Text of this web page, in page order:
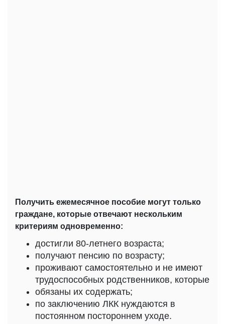
Получить ежемесячное пособие могут только
граждане, которые отвечают нескольким
критериям одновременно:
достигли 80-летнего возраста;
получают пенсию по возрасту;
проживают самостоятельно и не имеют
трудоспособных родственников, которые
обязаны их содержать;
по заключению ЛКК нуждаются в
постоянном постороннем уходе.